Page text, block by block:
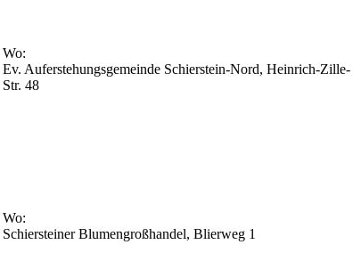
Wo:
Ev. Auferstehungsgemeinde Schierstein-Nord, Heinrich-Zille-
Str. 48
Wo:
Schiersteiner Blumengroßhandel, Blierweg 1